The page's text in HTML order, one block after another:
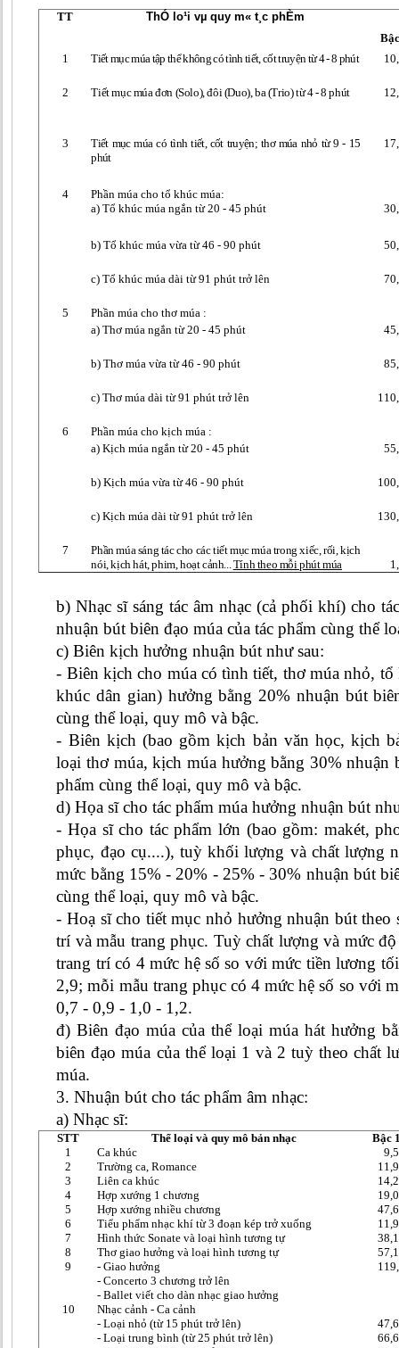
TT
ThÓ lo¹i vµ quy m« t¸c phÈm
1
Tiết mục múa tập thể không có tình tiết, cốt truyện từ 4 - 8 phút
2 Tiết mục múa đơn (Solo), đôi (Duo), ba (Trio) từ 4 - 8 phút
3
Tiết mục múa có tình tiết, cốt truyện; thơ múa nhỏ từ 9 - 15
phút
4
Phần múa cho tổ khúc múa:
a) Tổ khúc múa ngắn từ 20 - 45 phút
b) Tổ khúc múa vừa từ 46 - 90 phút
c) Tổ khúc múa dài từ 91 phút trở lên
5
Phần múa cho thơ múa :
a) Thơ múa ngắn từ 20 - 45 phút
b) Thơ múa vừa từ 46 - 90 phút
c) Thơ múa dài từ 91 phút trở lên
6
Phần múa cho kịch múa :
a) Kịch múa ngắn từ 20 - 45 phút
b) Kịch múa vừa từ 46 - 90 phút
c) Kịch múa dài từ 91 phút trở lên
7
Phần múa sáng tác cho các tiết mục múa trong xiếc, rối, kịch
nói, kịch hát, phim, hoạt cảnh...Tính theo mỗi phút múa
b) Nhạc sĩ sáng tác âm nhạc (cả phối khí) cho
nhuận bút biên đạo múa của tác phẩm cùng thể
c) Biên kịch hưởng nhuận bút như sau:
- Biên kịch cho múa có tình tiết, thơ múa nhỏ,
khúc dân gian) hưởng bằng 20% nhuận bút
cùng thể loại, quy mô và bậc.
- Biên kịch (bao gồm kịch bản văn học, kịch
loại thơ múa, kịch múa hưởng bằng 30% nhuận
phẩm cùng thể loại, quy mô và bậc.
d) Họa sĩ cho tác phẩm múa hưởng nhuận bút
- Họa sĩ cho tác phẩm lớn (bao gồm: makét,
phục, đạo cụ....), tuỳ khối lượng và chất lượng
mức bằng 15% - 20% - 25% - 30% nhuận bút
cùng thể loại, quy mô và bậc.
- Hoạ sĩ cho tiết mục nhỏ hưởng nhuận bút theo
trí và mẫu trang phục. Tuỳ chất lượng và mức
trang trí có 4 mức hệ số so với mức tiền lương
2,9; mỗi mẫu trang phục có 4 mức hệ số so với
0,7 - 0,9 - 1,0 - 1,2.
đ) Biên đạo múa của thể loại múa hát hưởng
biên đạo múa của thể loại 1 và 2 tuỳ theo chất
múa.
3. Nhuận bút cho tác phẩm âm nhạc:
a) Nhạc sĩ:
STT Thể loại và quy mô bản nhạc
Bậc
1
Ca khúc
2
Trường ca, Romance
3
Liên ca khúc
4
Hợp xư­ớng 1 chương
5
Hợp x­ướng nhiều chương
6
Tiểu phẩm nhạc khí từ 3 đoạn kép trở xuống
7
Hình thức Sonate và loại hình tư­­ơng tự
8
Thơ giao hưởng và loại hình t­­ương tự
9
- Giao hưởng
- Concerto 3 chương trở lên
- Ballet viết cho dàn nhạc giao hưởng
10
Nhạc cảnh - Ca cảnh
- Loại nhỏ (từ 15 phút trở lên)
- Loại trung bình (từ 25 phút trở lên)